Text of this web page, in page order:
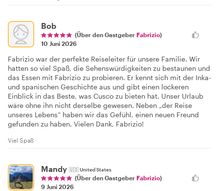
Bob
(Über den Gastgeber Fabrizio)
10 Juni 2026
Fabrizio war der perfekte Reiseleiter für unsere Familie. Wir
hatten so viel Spaß, die Sehenswürdigkeiten zu bestaunen und
das Essen mit Fabrizio zu probieren. Er kennt sich mit der Inka-
und spanischen Geschichte aus und gibt einen lockeren
Einblick in das Beste, was Cusco zu bieten hat. Unser Urlaub
wäre ohne ihn nicht derselbe gewesen. Neben „der Reise
unseres Lebens“ haben wir das Gefühl, einen neuen Freund
gefunden zu haben. Vielen Dank, Fabrizio!
Viel Spaß
Mandy 🇺🇸United States
(Über den Gastgeber Fabrizio)
9 Juni 2026